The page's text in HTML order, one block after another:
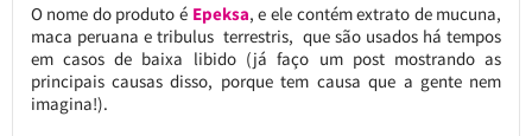
O nome do produto é Epeksa, e ele contém extrato de mucuna,
maca peruana e tribulus terrestris, que são usados há tempos
em casos de baixa libido (já faço um post mostrando as
principais causas disso, porque tem causa que a gente nem
imagina!).